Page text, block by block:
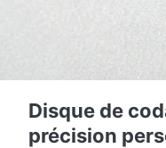
Disque de
précision